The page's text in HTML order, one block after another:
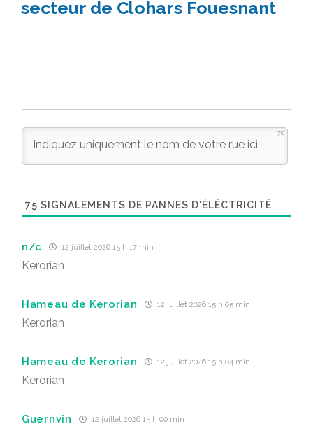
secteur de Clohars Fouesnant
70
75 SIGNALEMENTS DE PANNES D'ÉLÉCTRICITÉ
n/c 12 juillet 2026 15 h 17 min
Kerorian
Hameau de Kerorian 12 juillet 2026 15 h 05 min
Kerorian
Hameau de Kerorian 12 juillet 2026 15 h 04 min
Kerorian
Guernvin 12 juillet 2026 15 h 00 min